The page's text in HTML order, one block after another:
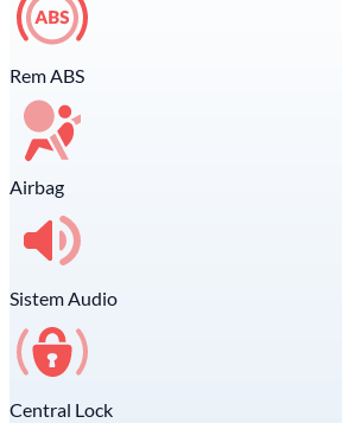
Rem ABS
Airbag
Sistem Audio
Central Lock